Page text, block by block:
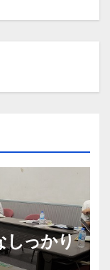
しっかり